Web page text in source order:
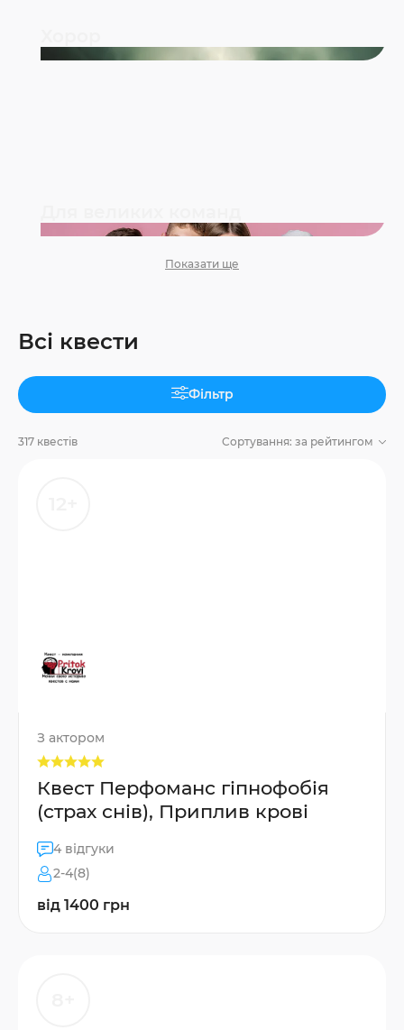
Показати ще
Всі квести
Фільтр
317 квестів Сортування: за рейтингом
З актором
Квест Перфоманс гіпнофобія
(страх снів), Приплив крові
4 відгуки
2-4(8)
від 1400 грн